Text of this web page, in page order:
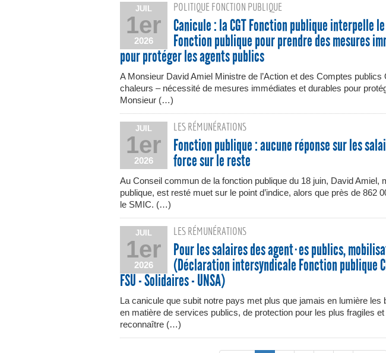
JUIL
1er
2026
POLITIQUE FONCTION PUBLIQUE
Canicule : la CGT Fonction publique interpelle
Fonction publique pour prendre des mesures
pour protéger les agents publics
A Monsieur David Amiel Ministre de l’Action et des Comptes publics
chaleurs – nécessité de mesures immédiates et durables pour
Monsieur (…)
JUIL
1er
2026
LES RÉMUNÉRATIONS
Fonction publique : aucune réponse sur les
force sur le reste
Au Conseil commun de la fonction publique du 18 juin, David Amiel,
publique, est resté muet sur le point d’indice, alors que près de 862
le SMIC. (…)
JUIL
1er
2026
LES RÉMUNÉRATIONS
Pour les salaires des agent⋅es publics,
(Déclaration intersyndicale Fonction publique
FSU - Solidaires - UNSA)
La canicule que subit notre pays met plus que jamais en lumière les
en matière de services publics, de protection pour les plus fragiles
reconnaître (…)